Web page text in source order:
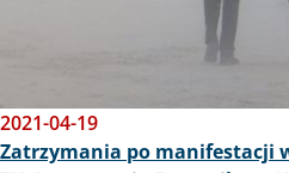
2021-04-19
Zatrzymania po manifestacji